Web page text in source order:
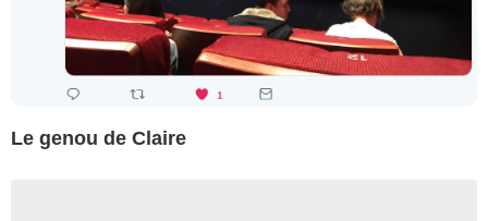
Le genou de Claire